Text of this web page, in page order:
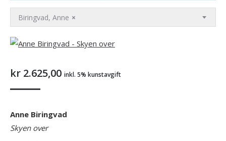
×
Biringvad, Anne
kr 2.625,00 inkl. 5% kunstavgift
Anne Biringvad
Skyen over